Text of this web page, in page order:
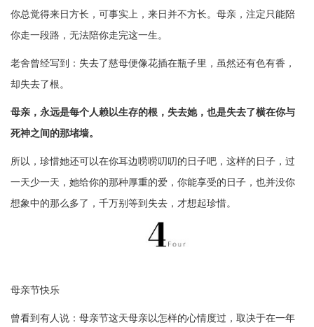
你总觉得来日方长，可事实上，来日并不方长。母亲，注定只能陪
你走一段路，无法陪你走完这一生。
老舍曾经写到：失去了慈母便像花插在瓶子里，虽然还有色有香，
却失去了根。
母亲，永远是每个人赖以生存的根，失去她，也是失去了横在你与
死神之间的那堵墙。
所以，珍惜她还可以在你耳边唠唠叨叨的日子吧，这样的日子，过
一天少一天，她给你的那种厚重的爱，你能享受的日子，也并没你
想象中的那么多了，千万别等到失去，才想起珍惜。
母亲节快乐
曾看到有人说：母亲节这天母亲以怎样的心情度过，取决于在一年